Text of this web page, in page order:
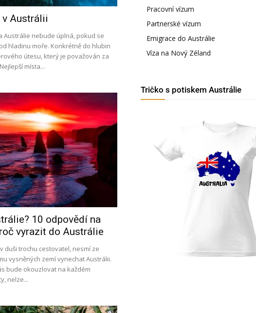
v Austrálii
Austrálie nebude úplná, pokud se
hladinu moře. Konkrétně do hlubin
útesu, který je považován za
místa...
10 odpovědí na
vyrazit do Austrálie
duši trochu cestovatel, nesmí ze
vysněných zemí vynechat Austrálii.
bude okouzlovat na každém
nelze...
Pracovní vízum
Partnerské vízum
Emigrace do Austrálie
Víza na Nový Zéland
Tričko s potiskem Austrálie